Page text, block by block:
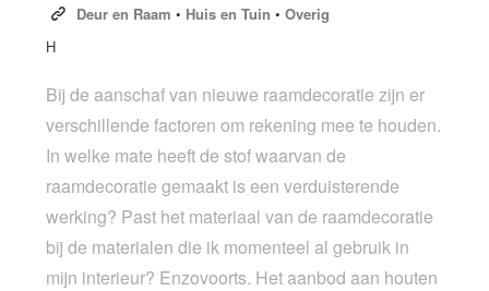
Deur en Raam • Huis en Tuin • Overig
H
Bij de aanschaf van nieuwe raamdecoratie zijn er
verschillende factoren om rekening mee te houden.
In welke mate heeft de stof waarvan de
raamdecoratie gemaakt is een verduisterende
werking? Past het materiaal van de raamdecoratie
bij de materialen die ik momenteel al gebruik in
mijn interieur? Enzovoorts. Het aanbod aan houten